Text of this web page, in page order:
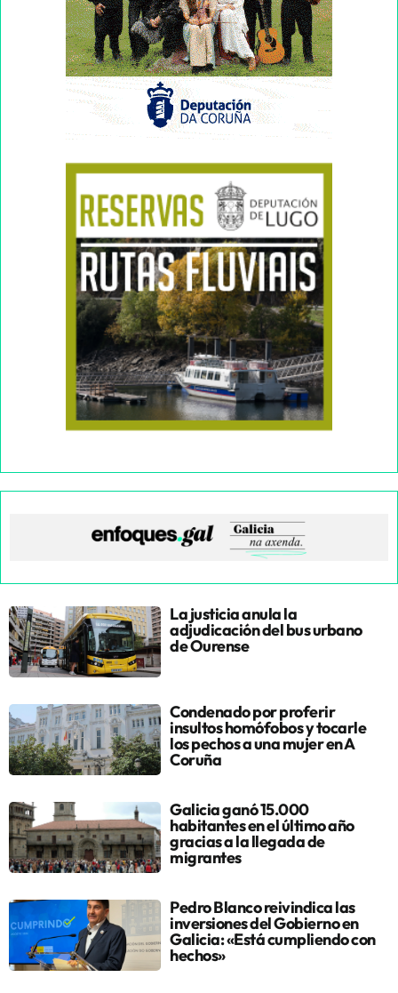
La justicia anula la
adjudicación del bus urbano
de Ourense
Condenado por proferir
insultos homófobos y tocarle
los pechos a una mujer en A
Coruña
Galicia ganó 15.000
habitantes en el último año
gracias a la llegada de
migrantes
Pedro Blanco reivindica las
inversiones del Gobierno en
Galicia: «Está cumpliendo con
hechos»